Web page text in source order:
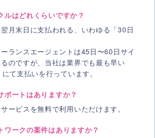
ルはどれくらいですか？
月末日に支払われる、いわゆる「30日
ランスエージェントは45日〜60日サイ
のですが、当社は業界でも最も早い
にて支払いを行っています。
ポートはありますか？
ービスを無料で利用いただけます。
ワークの案件はありますか？